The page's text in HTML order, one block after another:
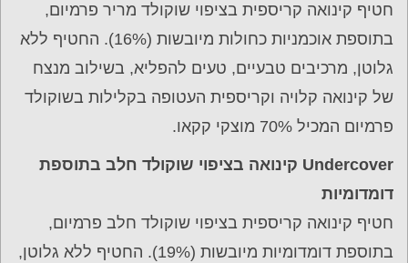
חטיף קינואה קריספית בציפוי שוקולד מריר פרמיום,
בתוספת אוכמניות כחולות מיובשות (16%). החטיף ללא
גלוטן, מרכיבים טבעיים, טעים להפליא, בשילוב מנצח
של קינואה קלויה וקריספית העטופה בקלילות בשוקולד
פרמיום המכיל 70% מוצקי קקאו.
Undercover קינואה בציפוי שוקולד חלב בתוספת
דומדומיות
חטיף קינואה קריספית בציפוי שוקולד חלב פרמיום,
בתוספת דומדומיות מיובשות (19%). החטיף ללא גלוטן,